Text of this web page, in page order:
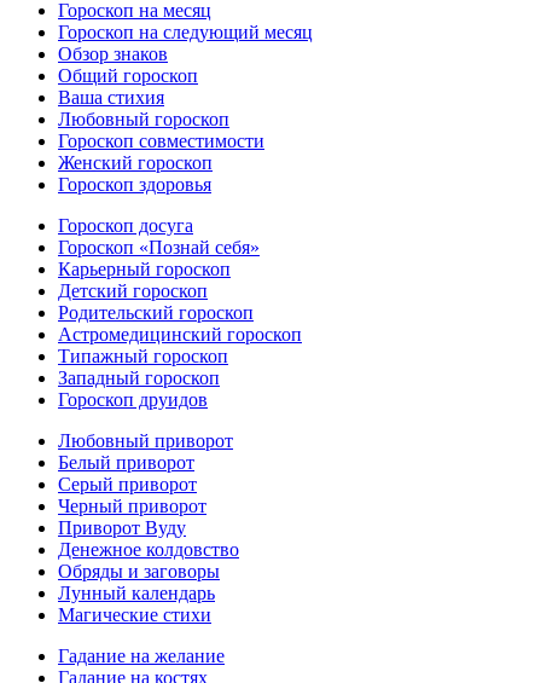
Гороскоп на месяц
Гороскоп на следующий месяц
Обзор знаков
Общий гороскоп
Ваша стихия
Любовный гороскоп
Гороскоп совместимости
Женский гороскоп
Гороскоп здоровья
Гороскоп досуга
Гороскоп «Познай себя»
Карьерный гороскоп
Детский гороскоп
Родительский гороскоп
Астромедицинский гороскоп
Типажный гороскоп
Западный гороскоп
Гороскоп друидов
Любовный приворот
Белый приворот
Серый приворот
Черный приворот
Приворот Вуду
Денежное колдовство
Обряды и заговоры
Лунный календарь
Магические стихи
Гадание на желание
Гадание на костях